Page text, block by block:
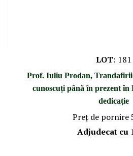
LOT: 181
Prof. Iuliu Prodan,
cunoscuți până în prezent în
dedicație
Preţ de pornire
Adjudecat cu